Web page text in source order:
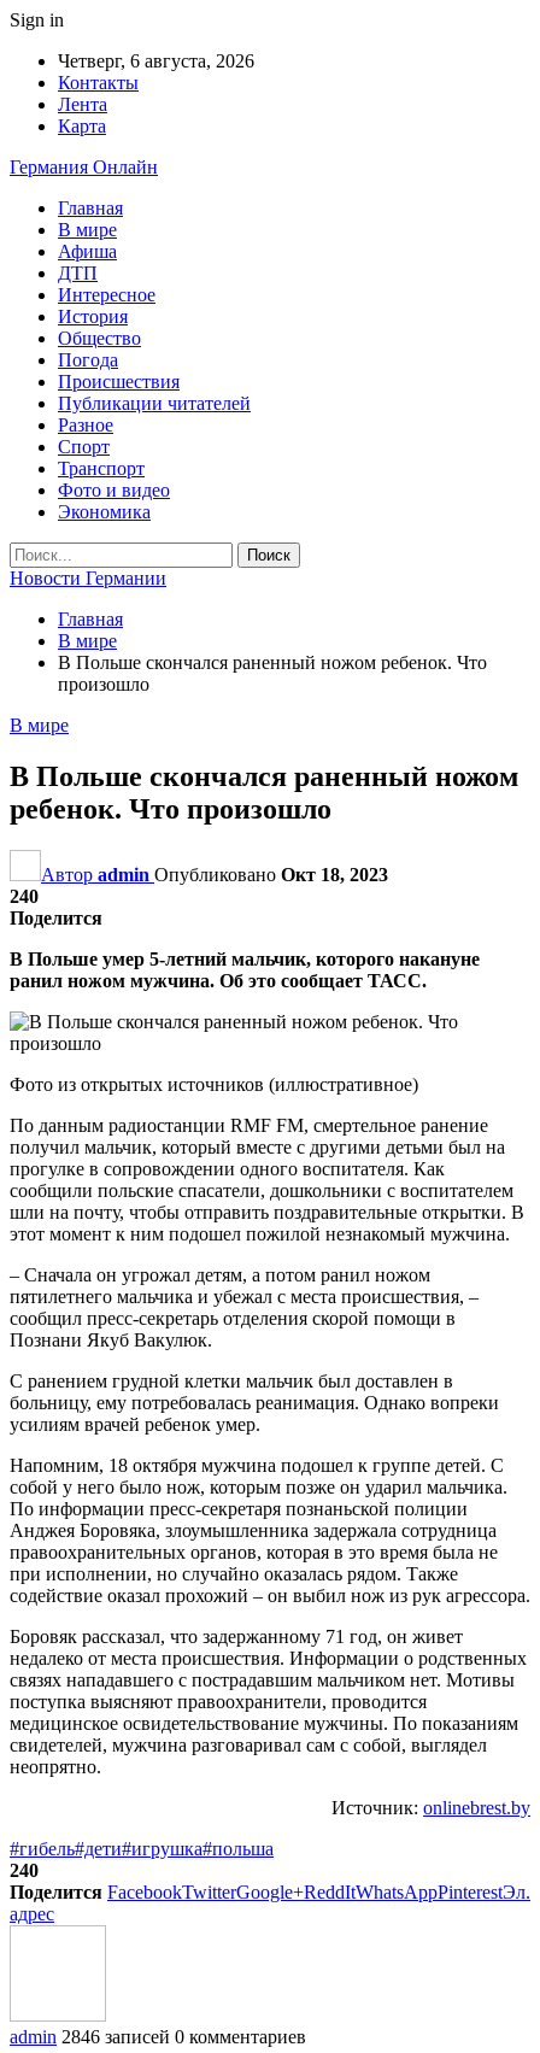
Sign in
Четверг, 6 августа, 2026
Контакты
Лента
Карта
Германия Онлайн
Главная
В мире
Афиша
ДТП
Интересное
История
Общество
Погода
Происшествия
Публикации читателей
Разное
Спорт
Транспорт
Фото и видео
Экономика
Новости Германии
Главная
В мире
В Польше скончался раненный ножом ребенок. Что
произошло
В мире
В Польше скончался раненный ножом
ребенок. Что произошло
Автор admin Опубликовано Окт 18, 2023
240
Поделится
В Польше умер 5-летний мальчик, которого накануне
ранил ножом мужчина. Об это сообщает ТАСС.
Фото из открытых источников (иллюстративное)
По данным радиостанции RMF FM, смертельное ранение
получил мальчик, который вместе с другими детьми был на
прогулке в сопровождении одного воспитателя. Как
сообщили польские спасатели, дошкольники с воспитателем
шли на почту, чтобы отправить поздравительные открытки. В
этот момент к ним подошел пожилой незнакомый мужчина.
– Сначала он угрожал детям, а потом ранил ножом
пятилетнего мальчика и убежал с места происшествия, –
сообщил пресс-секретарь отделения скорой помощи в
Познани Якуб Вакулюк.
С ранением грудной клетки мальчик был доставлен в
больницу, ему потребовалась реанимация. Однако вопреки
усилиям врачей ребенок умер.
Напомним, 18 октября мужчина подошел к группе детей. С
собой у него было нож, которым позже он ударил мальчика.
По информации пресс-секретаря познаньской полиции
Анджея Боровяка, злоумышленника задержала сотрудница
правоохранительных органов, которая в это время была не
при исполнении, но случайно оказалась рядом. Также
содействие оказал прохожий – он выбил нож из рук агрессора.
Боровяк рассказал, что задержанному 71 год, он живет
недалеко от места происшествия. Информации о родственных
связях нападавшего с пострадавшим мальчиком нет. Мотивы
поступка выясняют правоохранители, проводится
медицинское освидетельствование мужчины. По показаниям
свидетелей, мужчина разговаривал сам с собой, выглядел
неопрятно.
Источник: onlinebrest.by
#гибель#дети#игрушка#польша
240
Поделится FacebookTwitterGoogle+ReddItWhatsAppPinterestЭл.
адрес
admin 2846 записей 0 комментариев